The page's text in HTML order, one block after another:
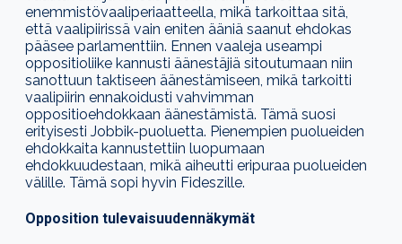
enemmistövaaliperiaatteella, mikä tarkoittaa sitä,
että vaalipiirissä vain eniten ääniä saanut ehdokas
pääsee parlamenttiin. Ennen vaaleja useampi
oppositioliike kannusti äänestäjiä sitoutumaan niin
sanottuun taktiseen äänestämiseen, mikä tarkoitti
vaalipiirin ennakoidusti vahvimman
oppositioehdokkaan äänestämistä. Tämä suosi
erityisesti Jobbik-puoluetta. Pienempien puolueiden
ehdokkaita kannustettiin luopumaan
ehdokkuudestaan, mikä aiheutti eripuraa puolueiden
välille. Tämä sopi hyvin Fideszille.
Opposition tulevaisuudennäkymät